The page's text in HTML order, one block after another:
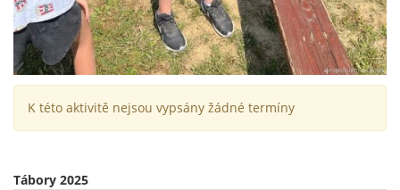
K této aktivitě nejsou vypsány žádné termíny
Tábory 2025